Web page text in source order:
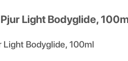
Light Bodyglide,